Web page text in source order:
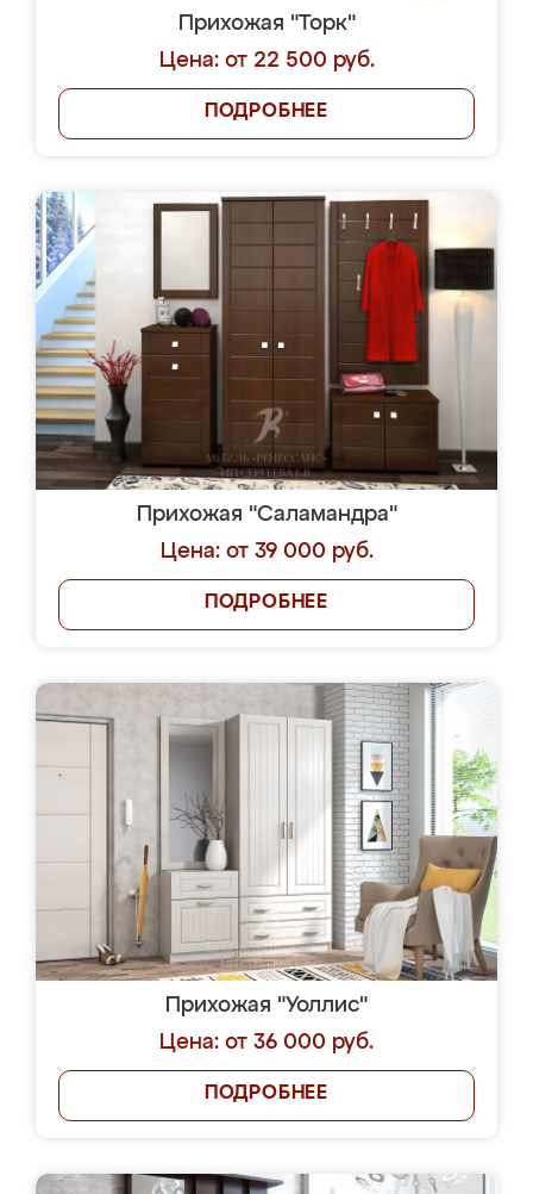
Прихожая "Торк"
Цена: от 22 500 руб.
ПОДРОБНЕЕ
Прихожая "Саламандра"
Цена: от 39 000 руб.
ПОДРОБНЕЕ
Прихожая "Уоллис"
Цена: от 36 000 руб.
ПОДРОБНЕЕ